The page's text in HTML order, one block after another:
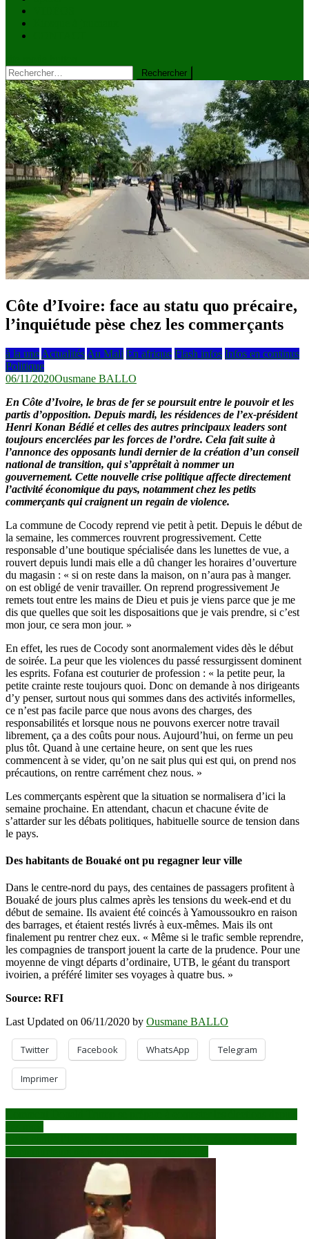
Rechercher :
Côte d’Ivoire: face au statu quo précaire,
l’inquiétude pèse chez les commerçants
à la une Actualités Au Mali En afrique Flash infos Infos en continus
Politique
06/11/2020Ousmane BALLO
En Côte d’Ivoire, le bras de fer se poursuit entre le pouvoir et les
partis d’opposition. Depuis mardi, les résidences de l’ex-président
Henri Konan Bédié et celles des autres principaux leaders sont
toujours encerclées par les forces de l’ordre. Cela fait suite à
l’annonce des opposants lundi dernier de la création d’un conseil
national de transition, qui s’apprêtait à nommer un
gouvernement. Cette nouvelle crise politique affecte directement
l’activité économique du pays, notamment chez les petits
commerçants qui craignent un regain de violence.
La commune de Cocody reprend vie petit à petit. Depuis le début de
la semaine, les commerces rouvrent progressivement. Cette
responsable d’une boutique spécialisée dans les lunettes de vue, a
rouvert depuis lundi mais elle a dû changer les horaires d’ouverture
du magasin : « si on reste dans la maison, on n’aura pas à manger.
on est obligé de venir travailler. On reprend progressivement Je
remets tout entre les mains de Dieu et puis je viens parce que je me
dis que quelles que soit les disposaitions que je vais prendre, si c’est
mon jour, ce sera mon jour. »
En effet, les rues de Cocody sont anormalement vides dès le début
de soirée. La peur que les violences du passé ressurgissent dominent
les esprits. Fofana est couturier de profession : « la petite peur, la
petite crainte reste toujours quoi. Donc on demande à nos dirigeants
d’y penser, surtout nous qui sommes dans des activités informelles,
ce n’est pas facile parce que nous avons des charges, des
responsabilités et lorsque nous ne pouvons exercer notre travail
librement, ça a des coûts pour nous. Aujourd’hui, on ferme un peu
plus tôt. Quand à une certaine heure, on sent que les rues
commencent à se vider, qu’on ne sait plus qui est qui, on prend nos
précautions, on rentre carrément chez nous. »
Les commerçants espèrent que la situation se normalisera d’ici la
semaine prochaine. En attendant, chacun et chacune évite de
s’attarder sur les débats politiques, habituelle source de tension dans
le pays.
Des habitants de Bouaké ont pu regagner leur ville
Dans le centre-nord du pays, des centaines de passagers profitent à
Bouaké de jours plus calmes après les tensions du week-end et du
début de semaine. Ils avaient été coincés à Yamoussoukro en raison
des barrages, et étaient restés livrés à eux-mêmes. Mais ils ont
finalement pu rentrer chez eux. « Même si le trafic semble reprendre,
les compagnies de transport jouent la carte de la prudence. Pour une
moyenne de vingt départs d’ordinaire, UTB, le géant du transport
ivoirien, a préféré limiter ses voyages à quatre bus. »
Source: RFI
Last Updated on 06/11/2020 by Ousmane BALLO
Twitter Facebook WhatsApp Telegram
Imprimer
Navigation
de
l’article